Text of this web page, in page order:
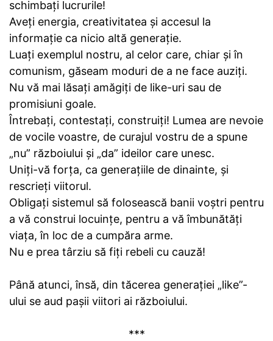
schimbați lucrurile!
Aveți energia, creativitatea și accesul la
informație ca nicio altă generație.
Luați exemplul nostru, al celor care, chiar și în
comunism, găseam moduri de a ne face auziți.
Nu vă mai lăsați amăgiți de like-uri sau de
promisiuni goale.
Întrebați, contestați, construiți! Lumea are nevoie
de vocile voastre, de curajul vostru de a spune
„nu” războiului și „da” ideilor care unesc.
Uniți-vă forța, ca generațiile de dinainte, și
rescrieți viitorul.
Obligați sistemul să folosească banii voștri pentru
a vă construi locuințe, pentru a vă îmbunătăți
viața, în loc de a cumpăra arme.
Nu e prea târziu să fiți rebeli cu cauză!
Până atunci, însă, din tăcerea generației „like”-
ului se aud pașii viitori ai războiului.
***